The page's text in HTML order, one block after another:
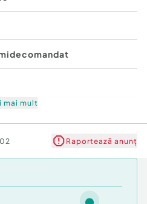
mai mult
Raportează anunț